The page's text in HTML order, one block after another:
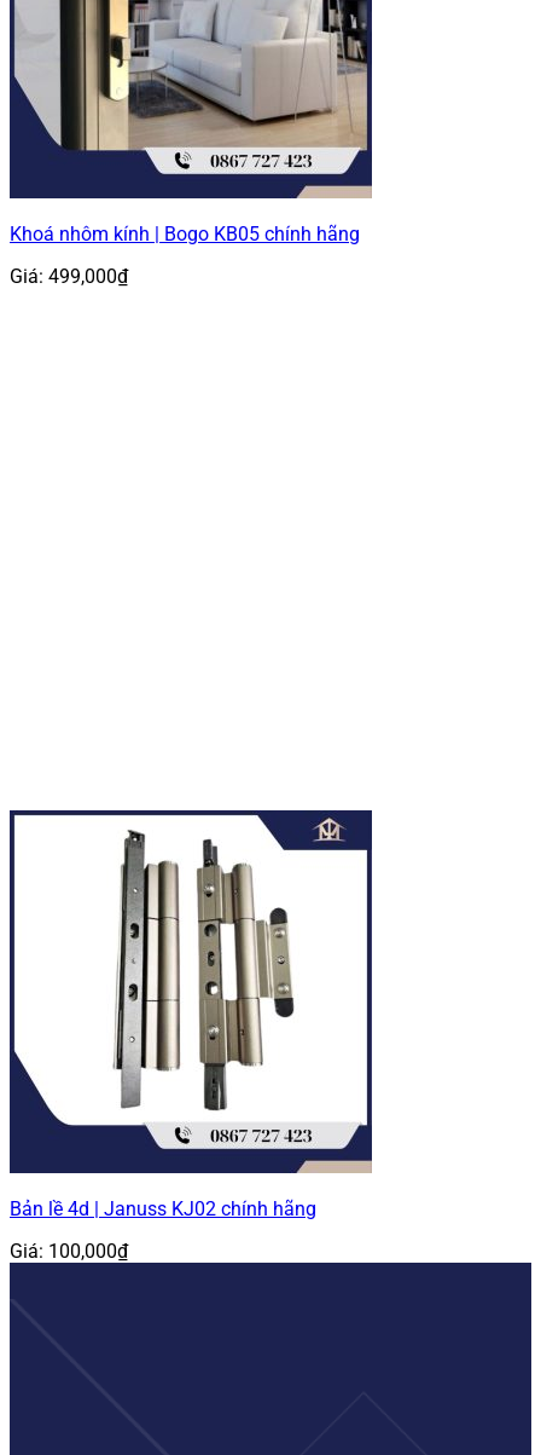
Khoá nhôm kính | Bogo KB05 chính hãng
Giá: 499,000₫
Bản lề 4d | Januss KJ02 chính hãng
Giá: 100,000₫